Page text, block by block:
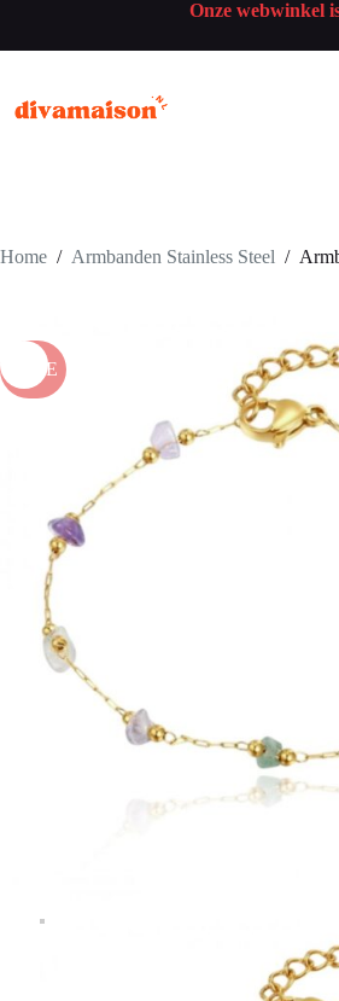
Onze webwinkel
Home / Armbanden Stainless Steel /
SALE